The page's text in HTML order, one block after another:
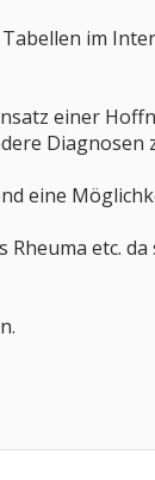
im
einer
eine
etc.